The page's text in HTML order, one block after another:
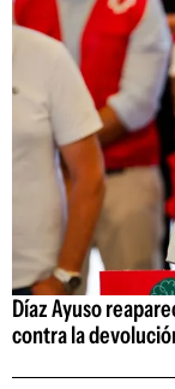
Díaz Ayuso
contra la